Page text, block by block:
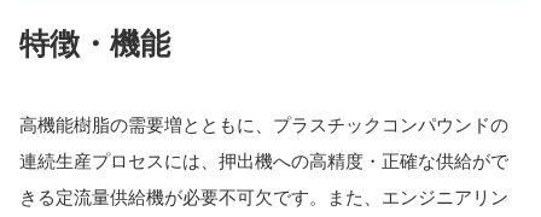
特徴・機能
高機能樹脂の需要増とともに、プラスチックコンパウンドの
連続生産プロセスには、押出機への高精度・正確な供給がで
きる定流量供給機が必要不可欠です。また、エンジニアリン